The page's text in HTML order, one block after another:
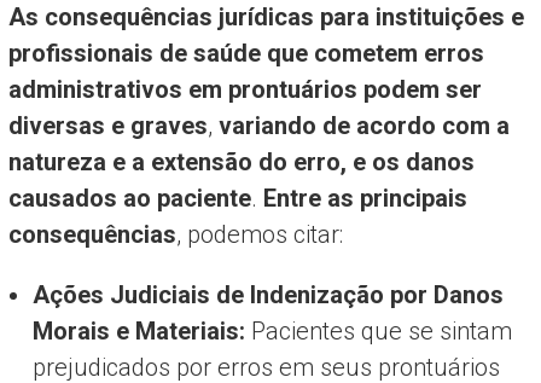
As consequências jurídicas para instituições e
profissionais de saúde que cometem erros
administrativos em prontuários podem ser
diversas e graves, variando de acordo com a
natureza e a extensão do erro, e os danos
causados ao paciente. Entre as principais
consequências, podemos citar:
Ações Judiciais de Indenização por Danos
Morais e Materiais: Pacientes que se sintam
prejudicados por erros em seus prontuários